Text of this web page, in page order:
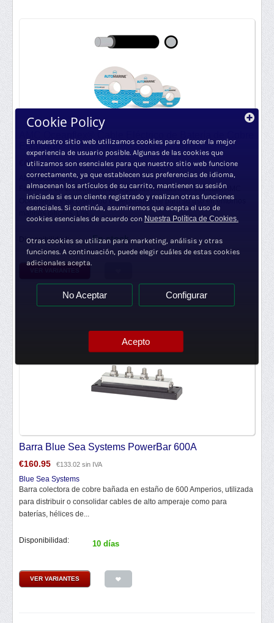
Estañado
6.29 €5.20 sin IVA
AMC Oceanflex®
Fabricado en el Reino Unido según las normas más estrictas, AMC
Oceanflex® está diseñado específicamente para su uso en entornos
marinos difíciles. Los...
Disponibilidad: En stock
Barra Blue Sea Systems PowerBar 600A
€160.95 €133.02 sin IVA
Blue Sea Systems
Barra colectora de cobre bañada en estaño de 600 Amperios, utilizada
para distribuir o consolidar cables de alto amperaje como para
baterías, hélices de...
Disponibilidad: 10 días
VER VARIANTES
Cookie Policy
En nuestro sitio web utilizamos cookies para ofrecer la mejor
experiencia de usuario posible. Algunas de las cookies que
utilizamos son esenciales para que nuestro sitio web funcione
correctamente, ya que establecen sus preferencias de idioma,
almacenan los artículos de su carrito, mantienen su sesión
iniciada si es un cliente registrado y realizan otras funciones
esenciales. Si continúa, asumiremos que acepta el uso de
cookies esenciales de acuerdo con Nuestra Política de Cookies.
Otras cookies se utilizan para marketing, análisis y otras
funciones. A continuación, puede elegir cuáles de estas cookies
adicionales acepta.
No Aceptar Configurar
Acepto